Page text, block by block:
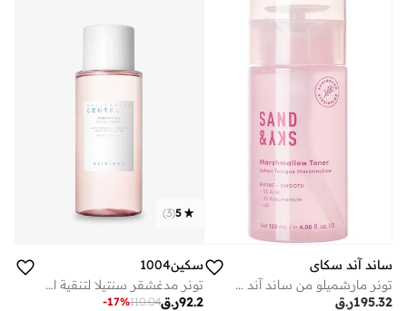
ساند آند سكاي
تونر مارشميلو من ساند آند سكاي | تونر مرطب ومقشر للوجه لتفتيح البشرة | يشد المسام ويقلل الاحمرار | يحتوي على نياسيناميد، أحماض ألفا هيدروكسي، أحماض بيتا هيدروكسي، وحمض الهيالورونيك 120 مل
ر.ق195.32
5
(
3
)
سكين1004
تونر مدغشقر سنتيلا لتنقية المسام 210مل
ر.ق92.2
110.04
-17%